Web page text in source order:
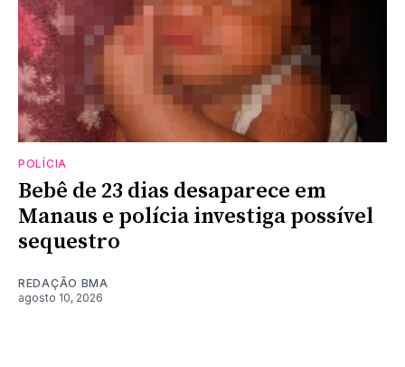
POLÍCIA
Bebê de 23 dias desaparece em
Manaus e polícia investiga possível
sequestro
REDAÇÃO BMA
agosto 10, 2026